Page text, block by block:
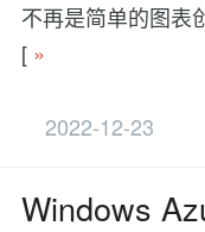
不再是简单的图表
[ »
2022-12-23
Windows